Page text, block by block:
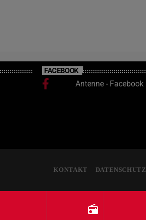
radio
FACEBOOK
Antenne - Facebook
KONTAKT DATENSCHUTZ